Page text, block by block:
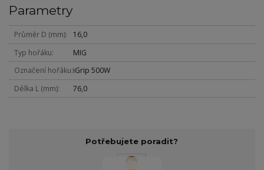
Parametry
Průměr D (mm)
16,0
Typ hořáku
MIG
Označení hořáku iGrip 500W
Délka L (mm)
76,0
Potřebujete poradit?